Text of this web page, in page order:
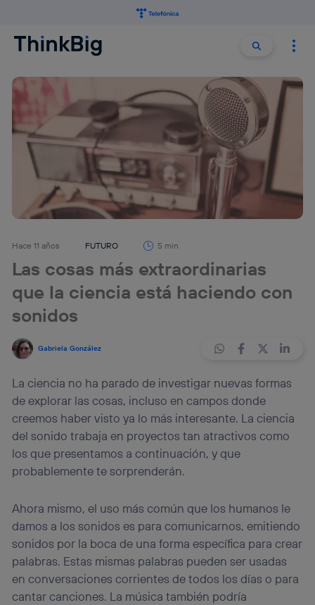
Buscar
Hace 11 años FUTURO 5 min
Las cosas más extraordinarias
que la ciencia está haciendo con
sonidos
Gabriela González
La ciencia no ha parado de investigar nuevas formas
de explorar las cosas, incluso en campos donde
creemos haber visto ya lo más interesante. La ciencia
del sonido trabaja en proyectos tan atractivos como
los que presentamos a continuación, y que
probablemente te sorprenderán.
Ahora mismo, el uso más común que los humanos le
damos a los sonidos es para comunicarnos, emitiendo
sonidos por la boca de una forma específica para crear
palabras. Estas mismas palabras pueden ser usadas
en conversaciones corrientes de todos los días o para
cantar canciones. La música también podría